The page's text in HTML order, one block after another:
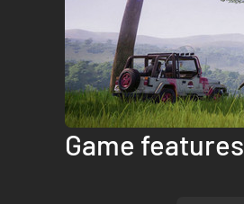
Game features